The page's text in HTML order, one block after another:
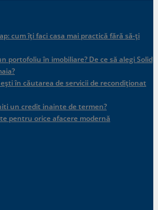
cum îți faci casa mai practică fără să-ți
portofoliu în imobiliare? De ce să alegi Solid
ești în căutarea de servicii de recondiționat
un credit inainte de termen?
pentru orice afacere modernă